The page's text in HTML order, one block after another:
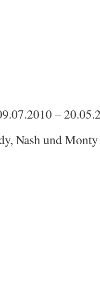
–
Nash und